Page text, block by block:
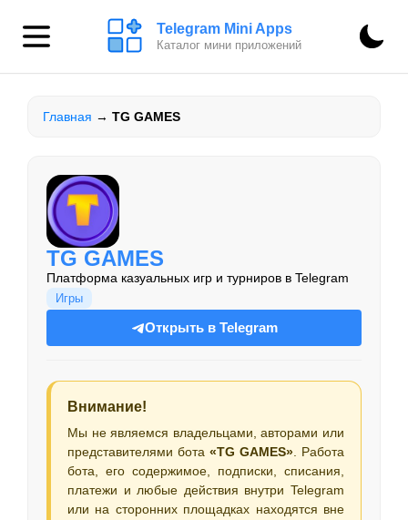
Telegram Mini Apps
Каталог мини приложений
Главная → TG GAMES
TG GAMES
Платформа казуальных игр и турниров в Telegram
Игры
Открыть в Telegram
Внимание!
Мы не являемся владельцами, авторами или
представителями бота «TG GAMES» . Работа
бота, его содержимое, подписки, списания,
платежи и любые действия внутри Telegram
или на сторонних площадках находятся вне